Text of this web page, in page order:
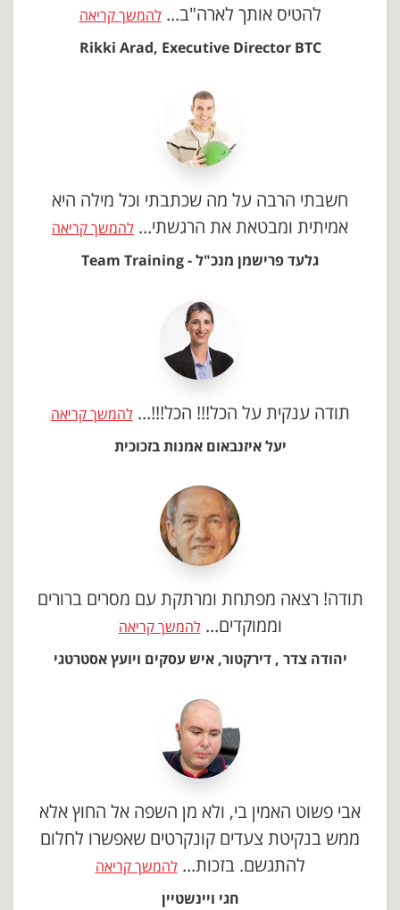
להטיס אותך לארה"ב...להמשך קריאה
Rikki Arad, Executive Director BTC
חשבתי הרבה על מה שכתבתי וכל מילה היא
אמיתית ומבטאת את הרגשתי... להמשך קריאה
גלעד פרישמן מנכ"ל - Team Training
תודה ענקית על הכל!!! הכל!!!...להמשך קריאה
יעל איזנבאום אמנות בזכוכית
תודה! רצאה מפתחת ומרתקת עם מסרים ברורים
וממוקדים...להמשך קריאה
יהודה צדר , דירקטור, איש עסקים ויועץ אסטרטגי
אבי פשוט האמין בי, ולא מן השפה אל החוץ אלא
ממש בנקיטת צעדים קונקרטים שאפשרו לחלום
להתגשם. בזכות...להמשך קריאה
חגי ויינשטיין